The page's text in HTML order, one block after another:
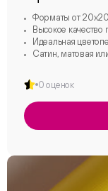
Форматы от
Высокое качество
Идеальная
Сатин, матовая
0 оценок